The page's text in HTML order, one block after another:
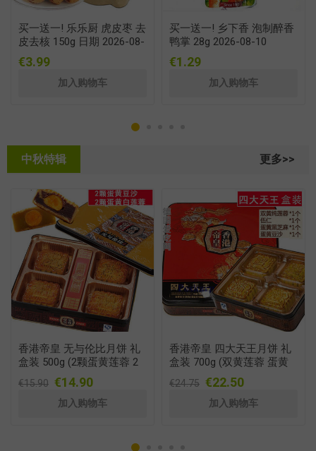
买一送一! 乐乐厨 虎皮枣 去
皮去核 150g 日期 2026-08-
22
€3.99
买一送一! 乡下香 泡制醉香
鸭掌 28g 2026-08-10
€1.29
中秋特辑 更多>>
香港帝皇 无与伦比月饼 礼
盒装 500g (2颗蛋黄莲蓉 2
颗蛋黄红豆沙)
€15.90 €14.90
香港帝皇 四大天王月饼 礼
盒装 700g (双黄莲蓉 蛋黄
红豆沙 五仁 蛋黄黑芝麻)
€24.75 €22.50